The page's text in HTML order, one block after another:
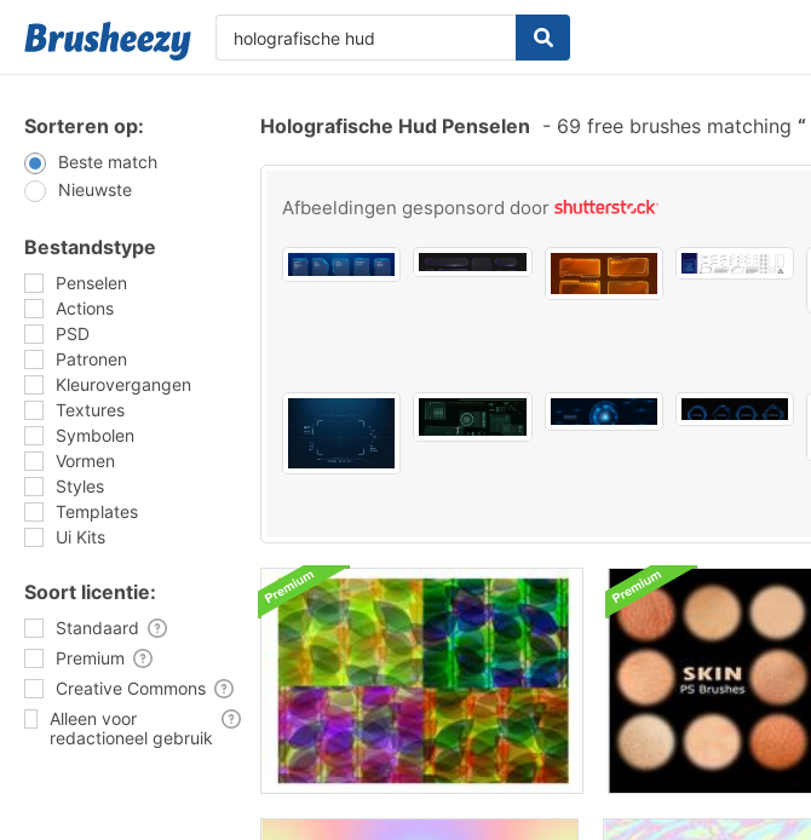
Sorteren op:
Beste match
Nieuwste
Bestandstype
Penselen
Actions
PSD
Patronen
Kleurovergangen
Textures
Symbolen
Vormen
Styles
Templates
Ui Kits
Soort licentie:
Standaard
Premium
Creative Commons
Alleen voor
redactioneel gebruik
Holografische Hud Penselen - 69 free brushes matching
Afbeeldingen gesponsord door